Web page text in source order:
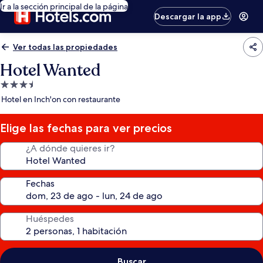
Ir a la sección principal de la página
Descargar la app
Ver todas las propiedades
Hotel Wanted
Propiedad
de
estrellas
Hotel en Inch'on con restaurante
Elige las fechas para ver precios
¿A dónde quieres ir?
Fechas
Huéspedes